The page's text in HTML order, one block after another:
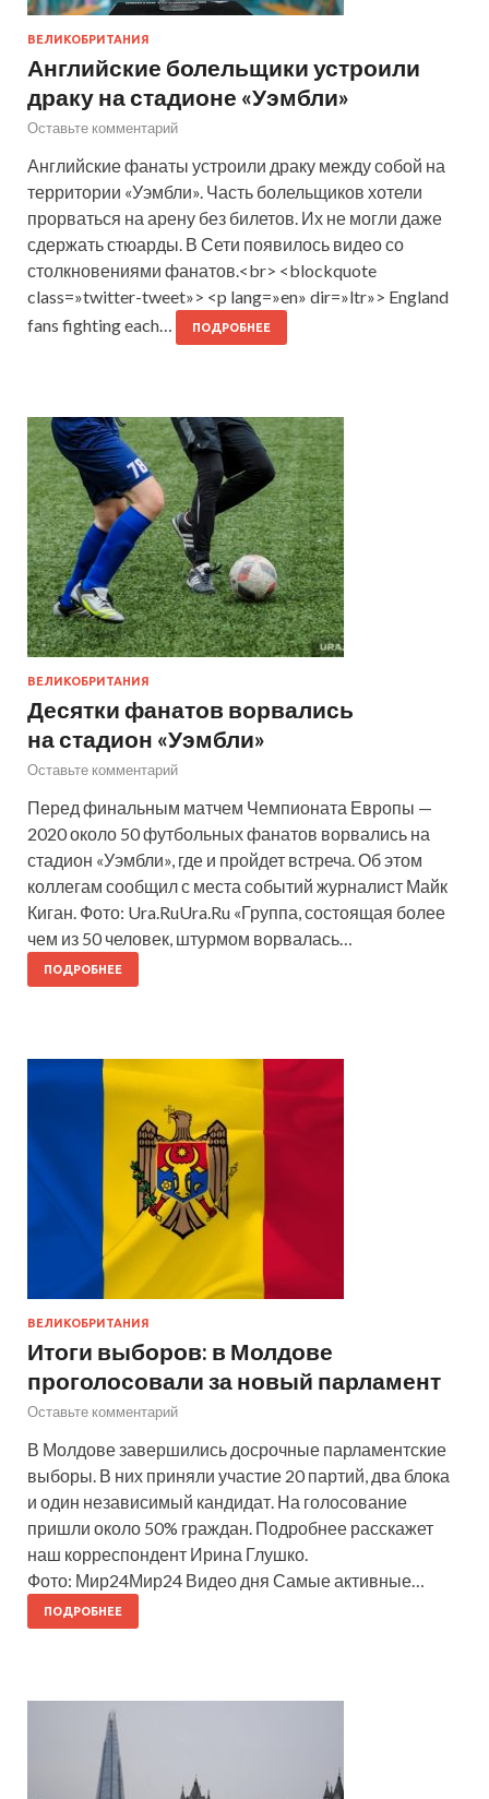
ВЕЛИКОБРИТАНИЯ
Английские болельщики устроили
драку на стадионе «Уэмбли»
Оставьте комментарий
Английские фанаты устроили драку между собой на
территории «Уэмбли». Часть болельщиков хотели
прорваться на арену без билетов. Их не могли даже
сдержать стюарды. В Сети появилось видео со
столкновениями фанатов.<br> <blockquote
class=»twitter-tweet»> <p lang=»en» dir=»ltr»> England
fans fighting each…
ПОДРОБНЕЕ
ВЕЛИКОБРИТАНИЯ
Десятки фанатов ворвались
на стадион «Уэмбли»
Оставьте комментарий
Перед финальным матчем Чемпионата Европы —
2020 около 50 футбольных фанатов ворвались на
стадион «Уэмбли», где и пройдет встреча. Об этом
коллегам сообщил с места событий журналист Майк
Киган. Фото: Ura.RuUra.Ru «Группа, состоящая более
чем из 50 человек, штурмом ворвалась…
ПОДРОБНЕЕ
ВЕЛИКОБРИТАНИЯ
Итоги выборов: в Молдове
проголосовали за новый парламент
Оставьте комментарий
В Молдове завершились досрочные парламентские
выборы. В них приняли участие 20 партий, два блока
и один независимый кандидат. На голосование
пришли около 50% граждан. Подробнее расскажет
наш корреспондент Ирина Глушко.
Фото: Мир24Мир24 Видео дня Самые активные…
ПОДРОБНЕЕ